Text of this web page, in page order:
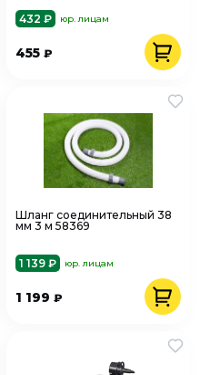
432 ₽
юр. лицам
455₽
Шланг соединительный 38
мм 3 м 58369
1 139 ₽ юр. лицам
1 199₽